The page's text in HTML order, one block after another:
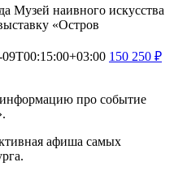
Музей наивного искусства
«Остров
09T00:15:00+03:00 150 250 ₽
про событие
афиша самых